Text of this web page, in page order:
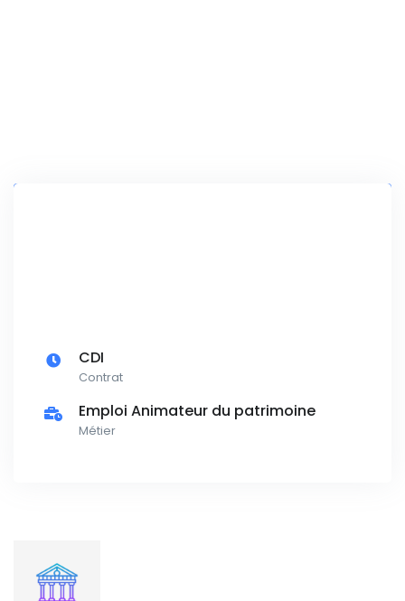
CDI
Contrat
Emploi Animateur du patrimoine
Métier